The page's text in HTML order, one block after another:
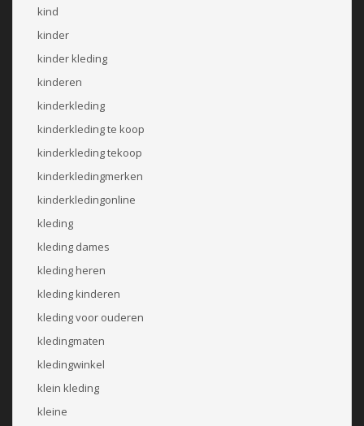
kind
kinder
kinder kleding
kinderen
kinderkleding
kinderkleding te koop
kinderkleding tekoop
kinderkledingmerken
kinderkledingonline
kleding
kleding dames
kleding heren
kleding kinderen
kleding voor ouderen
kledingmaten
kledingwinkel
klein kleding
kleine